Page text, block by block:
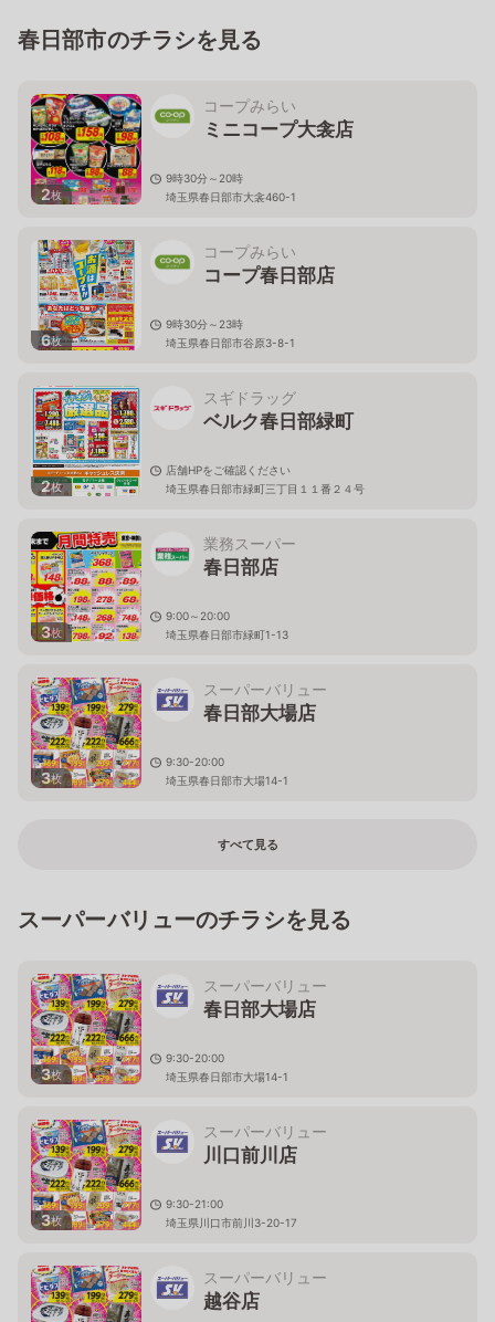
春日部市のチラシを見る
2枚
コープみらい
ミニコープ大衾店
9時30分～20時
埼玉県春日部市大衾460-1
6枚
コープみらい
コープ春日部店
9時30分～23時
埼玉県春日部市谷原3-8-1
2枚
スギドラッグ
ベルク春日部緑町
店舗HPをご確認ください
埼玉県春日部市緑町三丁目１１番２４号
3枚
業務スーパー
春日部店
9:00～20:00
埼玉県春日部市緑町1-13
3枚
スーパーバリュー
春日部大場店
9:30-20:00
埼玉県春日部市大場14-1
すべて見る
スーパーバリューのチラシを見る
3枚
スーパーバリュー
春日部大場店
9:30-20:00
埼玉県春日部市大場14-1
3枚
スーパーバリュー
川口前川店
9:30-21:00
埼玉県川口市前川3-20-17
スーパーバリュー
越谷店